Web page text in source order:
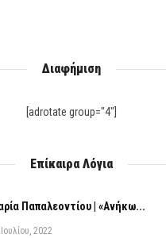
Διαφήμιση
[adrotate group="4"]
Επίκαιρα Λόγια
Παπαλεοντίου | «Ανήκω...
2022